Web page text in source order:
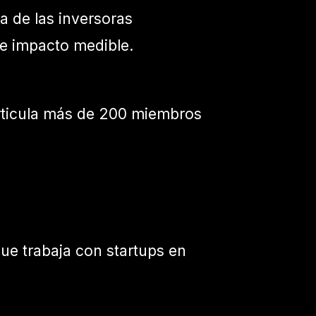
de las inversoras
impacto medible.
más de 200 miembros
trabaja con startups en